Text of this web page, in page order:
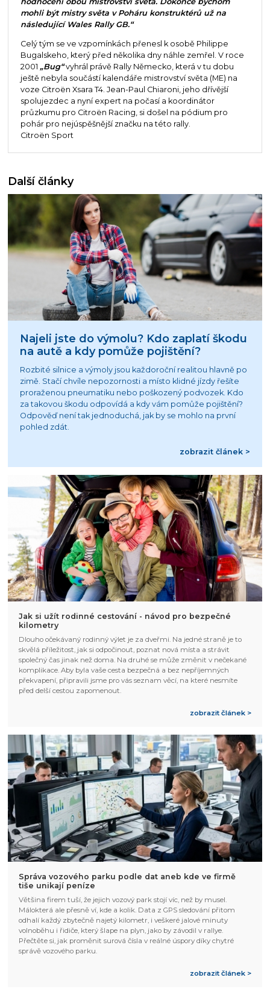
mohli být mistry světa v Poháru konstruktérů už na
následující Wales Rally GB.“
Celý tým se ve vzpomínkách přenesl k osobě Philippe
Bugalskeho, který před několika dny náhle zemřel. V roce
2001 „Bug“vyhrál právě Rally Německo, která v tu dobu
ještě nebyla součástí kalendáře mistrovství světa (ME) na
voze Citroën Xsara T4. Jean-Paul Chiaroni, jeho dřívější
spolujezdec a nyní expert na počasí a koordinátor
průzkumu pro Citroën Racing, si došel na pódium pro
pohár pro nejúspěšnější značku na této rally.
Citroën Sport
Další články
Najeli jste do výmolu? Kdo zaplatí škodu
na autě a kdy pomůže pojištění?
Rozbité silnice a výmoly jsou každoroční realitou hlavně po
zimě. Stačí chvíle nepozornosti a místo klidné jízdy řešíte
proraženou pneumatiku nebo poškozený podvozek. Kdo
za takovou škodu odpovídá a kdy vám pomůže pojištění?
Odpověď není tak jednoduchá, jak by se mohlo na první
pohled zdát.
zobrazit článek >
Jak si užít rodinné cestování - návod pro bezpečné
kilometry
Dlouho očekávaný rodinný výlet je za dveřmi. Na jedné straně je to
skvělá příležitost, jak si odpočinout, poznat nová místa a strávit
společný čas jinak než doma. Na druhé se může změnit v nečekané
komplikace. Aby byla vaše cesta bezpečná a bez nepříjemných
překvapení, připravili jsme pro vás seznam věcí, na které nesmíte
před delší cestou zapomenout.
zobrazit článek >
Správa vozového parku podle dat aneb kde ve firmě
tiše unikají peníze
Většina firem tuší, že jejich vozový park stojí víc, než by musel.
Málokterá ale přesně ví, kde a kolik. Data z GPS sledování přitom
odhalí každý zbytečně najetý kilometr, i veškeré jalové minuty
volnoběhu i řidiče, který šlape na plyn, jako by závodil v rallye.
Přečtěte si, jak proměnit surová čísla v reálné úspory díky chytré
správě vozového parku.
zobrazit článek >